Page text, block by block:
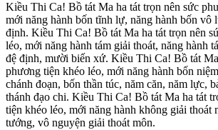
Kiều Thi Ca! Bồ tát Ma ha tát trọn nên sức
mới năng hành bốn tĩnh lự, năng hành bốn vô
định. Kiều Thi Ca! Bồ tát Ma ha tát trọn nên
léo, mới năng hành tám giải thoát, năng hành
đệ định, mười biến xứ. Kiều Thi Ca! Bồ tát
phương tiện khéo léo, mới năng hành bốn
chánh đoạn, bốn thần túc, năm căn, năm lực,
thánh đạo chi. Kiều Thi Ca! Bồ tát Ma ha tát
tiện khéo léo, mới năng hành không giải thoát
tướng, vô nguyện giải thoát môn.